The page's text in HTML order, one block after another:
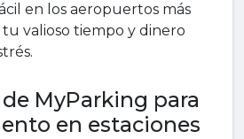
en los aeropuertos más
valioso tiempo y dinero
MyParking para
en estaciones